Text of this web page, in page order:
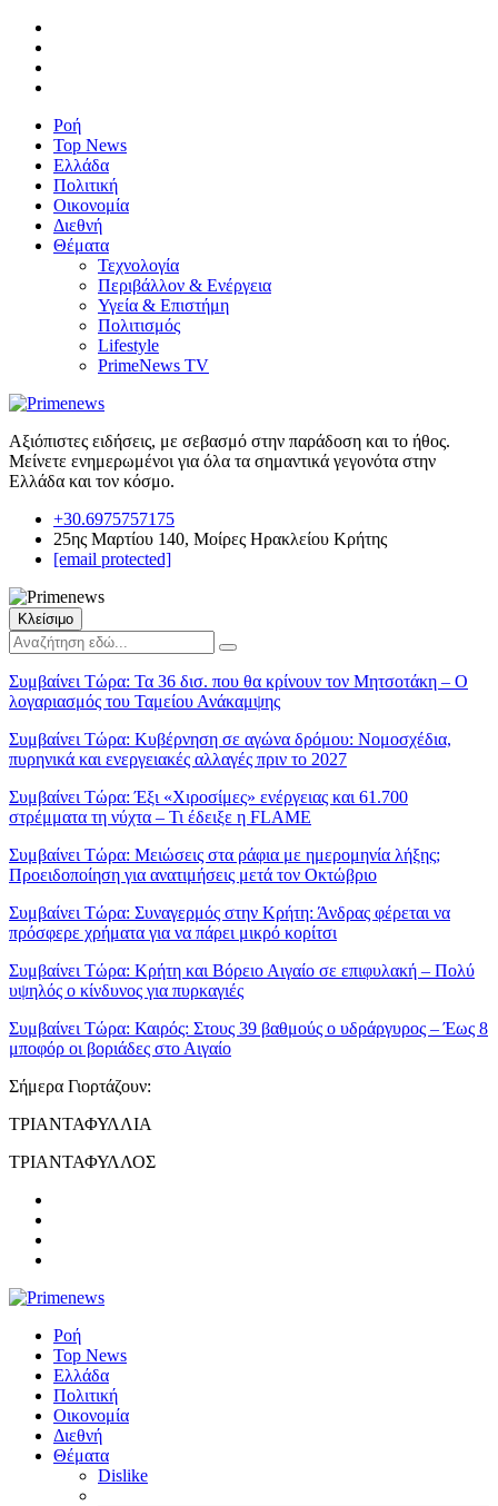
Ροή
Top News
Ελλάδα
Πολιτική
Οικονομία
Διεθνή
Θέματα
Τεχνολογία
Περιβάλλον & Ενέργεια
Υγεία & Επιστήμη
Πολιτισμός
Lifestyle
PrimeNews TV
Αξιόπιστες ειδήσεις, με σεβασμό στην παράδοση και το ήθος.
Μείνετε ενημερωμένοι για όλα τα σημαντικά γεγονότα στην
Ελλάδα και τον κόσμο.
+30.6975757175
25ης Μαρτίου 140, Μοίρες Ηρακλείου Κρήτης
[email protected]
Κλείσιμο
Συμβαίνει Τώρα: Τα 36 δισ. που θα κρίνουν τον Μητσοτάκη – Ο
λογαριασμός του Ταμείου Ανάκαμψης
Συμβαίνει Τώρα: Κυβέρνηση σε αγώνα δρόμου: Νομοσχέδια,
πυρηνικά και ενεργειακές αλλαγές πριν το 2027
Συμβαίνει Τώρα: Έξι «Χιροσίμες» ενέργειας και 61.700
στρέμματα τη νύχτα – Τι έδειξε η FLAME
Συμβαίνει Τώρα: Μειώσεις στα ράφια με ημερομηνία λήξης;
Προειδοποίηση για ανατιμήσεις μετά τον Οκτώβριο
Συμβαίνει Τώρα: Συναγερμός στην Κρήτη: Άνδρας φέρεται να
πρόσφερε χρήματα για να πάρει μικρό κορίτσι
Συμβαίνει Τώρα: Κρήτη και Βόρειο Αιγαίο σε επιφυλακή – Πολύ
υψηλός ο κίνδυνος για πυρκαγιές
Συμβαίνει Τώρα: Καιρός: Στους 39 βαθμούς ο υδράργυρος – Έως 8
μποφόρ οι βοριάδες στο Αιγαίο
Σήμερα Γιορτάζουν:
ΤΡΙΑΝΤΑΦΥΛΛΙΑ
ΤΡΙΑΝΤΑΦΥΛΛΟΣ
Ροή
Top News
Ελλάδα
Πολιτική
Οικονομία
Διεθνή
Θέματα
Dislike